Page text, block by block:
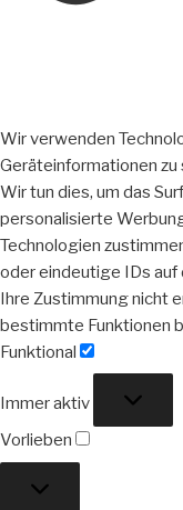
Wir verwenden
Geräteinformationen zu
Wir tun dies, um das
personalisierte
Technologien
oder eindeutige IDs auf
Ihre Zustimmung nicht
bestimmte Funktionen
Funktional
Immer aktiv
Vorlieben